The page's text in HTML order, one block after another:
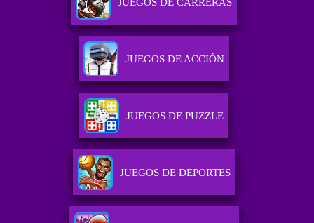
JUEGOS DE CARRERAS
JUEGOS DE ACCIÓN
JUEGOS DE PUZZLE
JUEGOS DE DEPORTES